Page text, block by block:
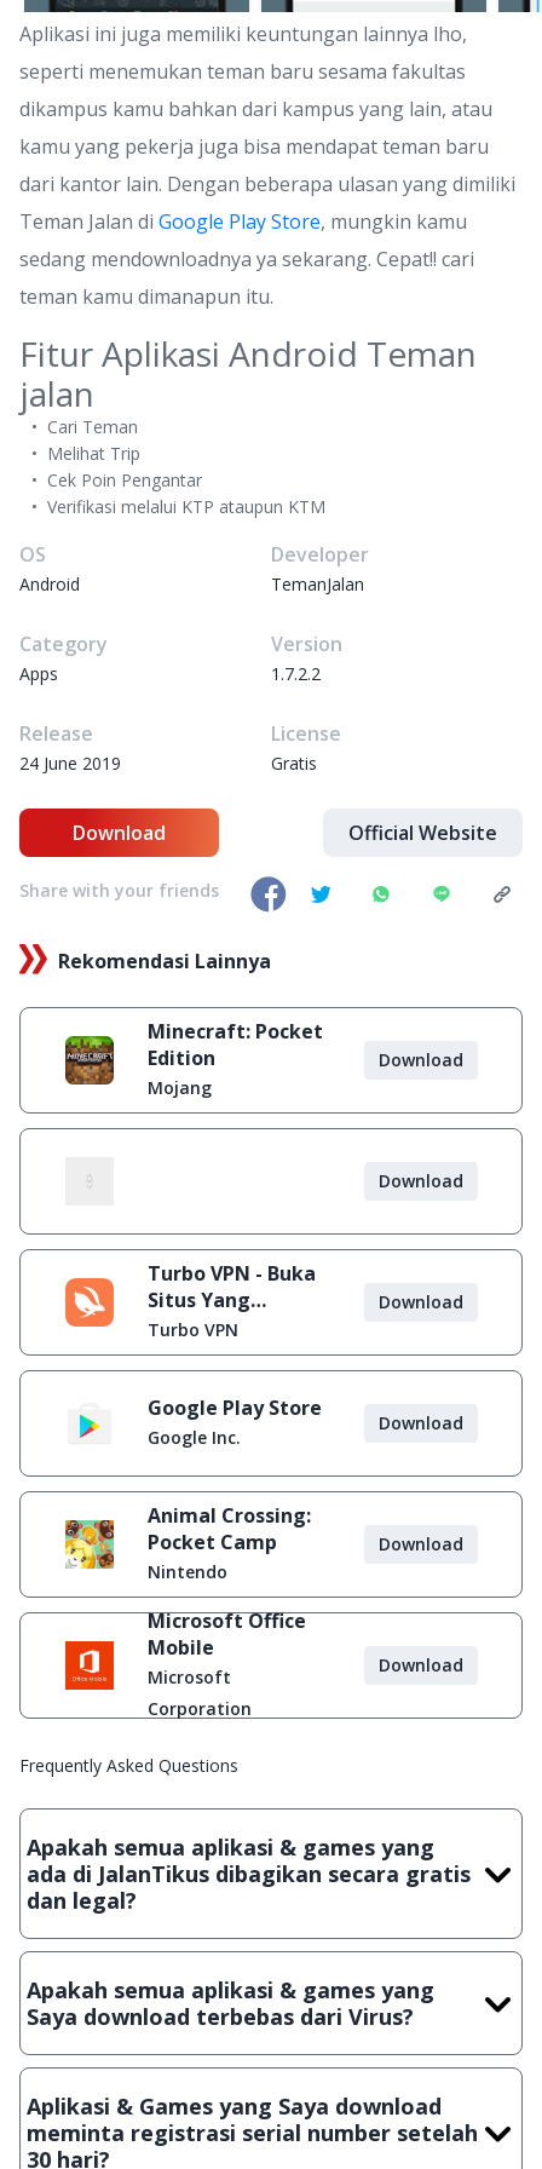
Aplikasi ini juga memiliki keuntungan lainnya lho,
seperti menemukan teman baru sesama fakultas
dikampus kamu bahkan dari kampus yang lain, atau
kamu yang pekerja juga bisa mendapat teman baru
dari kantor lain. Dengan beberapa ulasan yang dimiliki
Teman Jalan di Google Play Store, mungkin kamu
sedang mendownloadnya ya sekarang. Cepat!! cari
teman kamu dimanapun itu.
Fitur Aplikasi Android Teman
jalan
Cari Teman
Melihat Trip
Cek Poin Pengantar
Verifikasi melalui KTP ataupun KTM
OS
Android
Developer
TemanJalan
Category
Apps
Version
1.7.2.2
Release
24 June 2019
License
Gratis
Download Official Website
Share with your friends
Rekomendasi Lainnya
Minecraft: Pocket
Edition
Mojang
Download
Download
Turbo VPN - Buka
Situs Yang
Diblokir
Turbo VPN
Download
Google Play Store
Google Inc.
Download
Animal Crossing:
Pocket Camp
Nintendo
Download
Microsoft Office
Mobile
Microsoft
Corporation
Download
Frequently Asked Questions
Apakah semua aplikasi & games yang
ada di JalanTikus dibagikan secara gratis
dan legal?
Ya, JalanTikus hanya membagikan aplikasi & games yang
crack, patch atau semacamnya.
Apakah semua aplikasi & games yang
Saya download terbebas dari Virus?
Ya, JalanTikus selalu melakukan scanning dengan 3 jenis
suatu aplikasi atau games, sehingga bisa dijamin 100%
terbebas dari virus.
Aplikasi & Games yang Saya download
meminta registrasi serial number setelah
30 hari?